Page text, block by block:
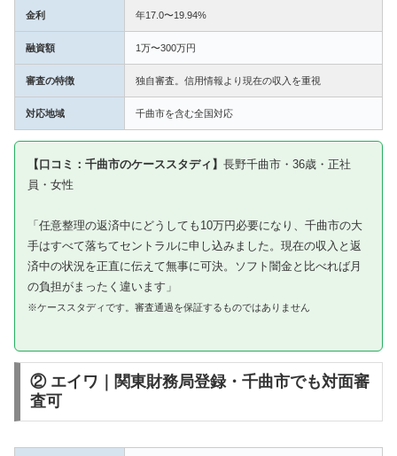
金利 年17.0〜19.94%
融資額 1万〜300万円
審査の特徴 独自審査。信用情報より現在の収入を重視
対応地域 千曲市を含む全国対応
【口コミ：千曲市のケーススタディ】 長野千曲市・36歳・正社
員・女性
「任意整理の返済中にどうしても10万円必要になり、千曲市の大
手はすべて落ちてセントラルに申し込みました。現在の収入と返
済中の状況を正直に伝えて無事に可決。ソフト闇金と比べれば月
の負担がまったく違います」
※ケーススタディです。審査通過を保証するものではありません
② エイワ｜関東財務局登録・千曲市でも対面審
査可